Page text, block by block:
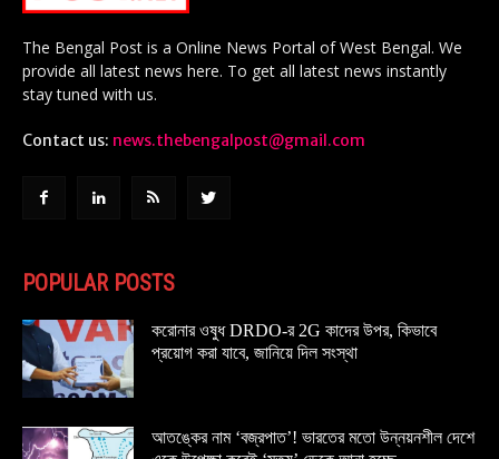
The Bengal Post is a Online News Portal of West Bengal. We
provide all latest news here. To get all latest news instantly
stay tuned with us.
Contact us: news.thebengalpost@gmail.com
POPULAR POSTS
করোনার ওষুধ DRDO-র 2G কাদের উপর, কিভাবে
প্রয়োগ করা যাবে, জানিয়ে দিল সংস্থা
আতঙ্কের নাম ‘বজ্রপাত’! ভারতের মতো উন্নয়নশীল দেশে